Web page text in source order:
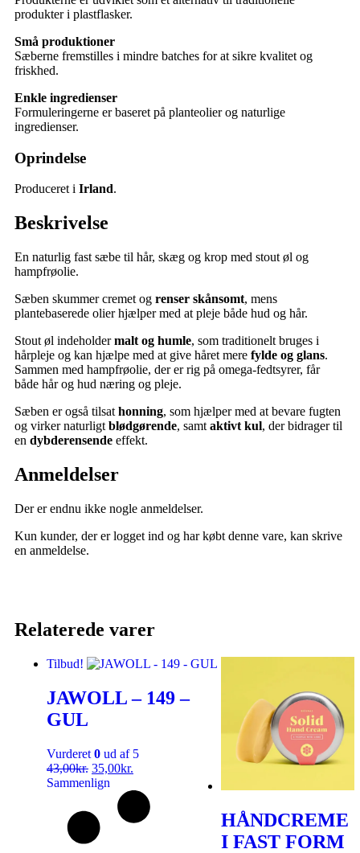
produkter i plastflasker.
Små produktioner
Sæberne fremstilles i mindre batches for at sikre kvalitet og
friskhed.
Enkle ingredienser
Formuleringerne er baseret på planteolier og naturlige
ingredienser.
Oprindelse
Produceret i Irland.
Beskrivelse
En naturlig fast sæbe til hår, skæg og krop med stout øl og
hampfrøolie.
Sæben skummer cremet og renser skånsomt, mens
plantebaserede olier hjælper med at pleje både hud og hår.
Stout øl indeholdermalt og humle, som traditionelt bruges i
hårpleje og kan hjælpe med at give håret mere fylde og glans.
Sammen med hampfrøolie, der er rig på omega-fedtsyrer, får
både hår og hud næring og pleje.
Sæben er også tilsat honning, som hjælper med at bevare fugten
og virker naturligt blødgørende, samt aktivt kul, der bidrager til
en dybderensende effekt.
Anmeldelser
Der er endnu ikke nogle anmeldelser.
Kun kunder, der er logget ind og har købt denne vare, kan skrive
en anmeldelse.
Relaterede varer
Tilbud!
JAWOLL – 149 –
GUL
Vurderet 0 ud af 5
43,00kr. 35,00kr.
Sammenlign
HÅNDCREME
I FAST FORM